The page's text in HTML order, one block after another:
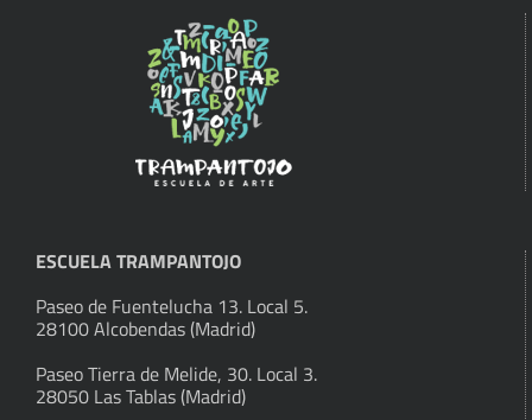
ESCUELA TRAMPANTOJO
Paseo de Fuentelucha 13. Local 5.
28100 Alcobendas (Madrid)
Paseo Tierra de Melide, 30. Local 3.
28050 Las Tablas (Madrid)